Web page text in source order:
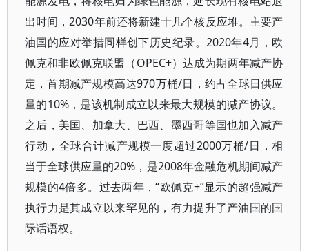
出时间，2030年前还将新建十几个核反应堆。主要产
油国的应对举措同样创下历史纪录。2020年4月，欧
佩克和非欧佩克联盟（OPEC+）达成为期两年减产协
定，首期减产规模高达970万桶/日，约占全球日供应
量的10%，是该机制成立以来最大规模的减产协议。
之后，美国、加拿大、巴西、墨西哥等国也加入减产
行动，全球合计减产规模一度超过2000万桶/日，相
当于全球供应量的20%，是2008年金融危机期间减产
规模的4倍多。过去两年，“欧佩克+”显示的超强减产
执行力是其成立以来罕见的，有力提升了产油国的国
际话语权。